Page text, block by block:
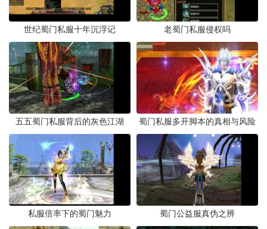
世纪蜀门私服十年沉浮记 老蜀门私服侵权吗
五五蜀门私服背后的灰色江湖 蜀门私服多开脚本的真相与风险
私服倍率下的蜀门魅力 蜀门公益服真伪之辨